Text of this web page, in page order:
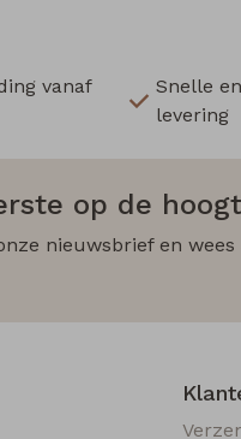
vanaf
Snelle
levering
op de
nieuwsbrief en